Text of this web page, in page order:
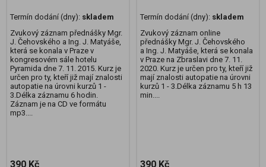
Termín dodání (dny): skladem
Zvukový záznam přednášky Mgr.
J. Čehovského a Ing. J. Matyáše,
která se konala v Praze v
kongresovém sále hotelu
Pyramida dne 7. 11. 2015. Kurz je
určen pro ty, kteří již mají znalosti
autopatie na úrovni kurzů 1 -
3.Délka záznamu 6 hodin.
Záznam je na CD ve formátu
mp3....
390 Kč
Termín dodání (dny): skladem
Zvukový záznam online
přednášky Mgr. J. Čehovského
a Ing. J. Matyáše, která se konala
v Praze na Zbraslavi dne 7. 11.
2020. Kurz je určen pro ty, kteří již
mají znalosti autopatie na úrovni
kurzů 1 - 3.Délka záznamu 5 h 13
min....
390 Kč